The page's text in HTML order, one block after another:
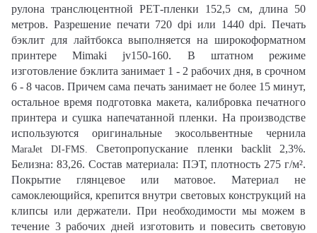
рулона транслюцентной РЕТ-пленки 152,5 см, длина 50
метров. Разрешение печати 720 dpi или 1440 dpi. Печать
бэклит для лайтбокса выполняется на широкоформатном
принтере Mimaki jv150-160. В штатном режиме
изготовление бэклита занимает 1 - 2 рабочих дня, в срочном
6 - 8 часов. Причем сама печать занимает не более 15 минут,
остальное время подготовка макета, калибровка печатного
принтера и сушка напечатанной пленки. На производстве
используются оригинальные экосольвентные чернила
MaraJet DI-FMS.Светопропускание пленки backlit 2,3%.
Белизна: 83,26. Состав материала: ПЭТ, плотность 275 г/м².
Покрытие глянцевое или матовое. Материал не
самоклеющийся, крепится внутри световых конструкций на
клипсы или держатели. При необходимости мы можем в
течение 3 рабочих дней изготовить и повесить световую